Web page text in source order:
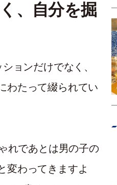
、自分を掘
ョンだけでなく、
わたって綴られてい
れであとは男の子の
変わってきますよ